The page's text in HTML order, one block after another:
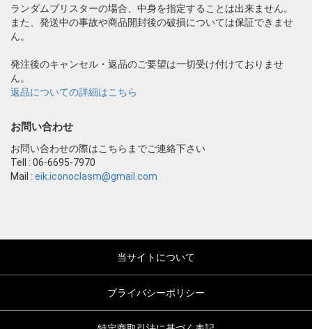
ランダムブリスターの場合、中身を指定することは出来ません。
また、発送中の事故や商品開封後の破損については保証できませ
ん。
発注後のキャンセル・返品のご要望は一切受け付けておりませ
ん。
返品についての詳細はこちら
お問い合わせ
お問い合わせの際はこちらまでご連絡下さい
Tell : 06-6695-7970
Mail : eik.iconoclasm@gmail.com
当サイトについて
プライバシーポリシー